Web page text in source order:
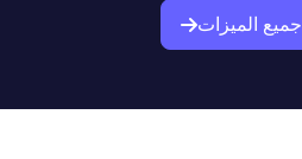
الميزات